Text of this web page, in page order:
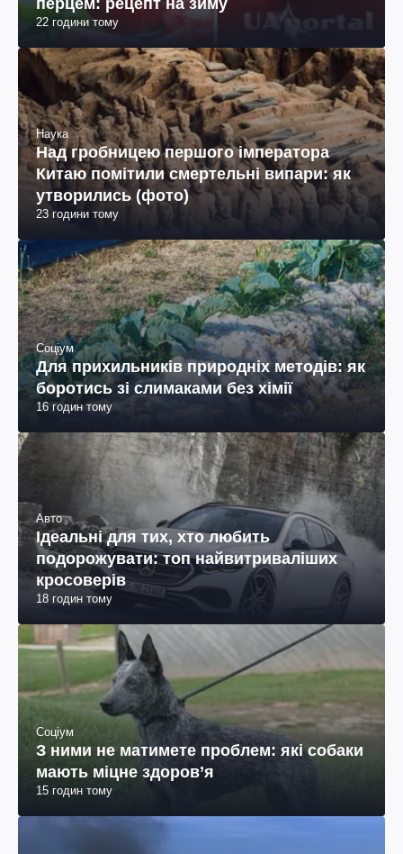
перцем: рецепт на зиму
22 години тому
Наука
Над гробницею першого імператора
Китаю помітили смертельні випари: як
утворились (фото)
23 години тому
Соціум
Для прихильників природніх методів: як
боротись зі слимаками без хімії
16 годин тому
Авто
Ідеальні для тих, хто любить
подорожувати: топ найвитриваліших
кросоверів
18 годин тому
Соціум
З ними не матимете проблем: які собаки
мають міцне здоров’я
15 годин тому